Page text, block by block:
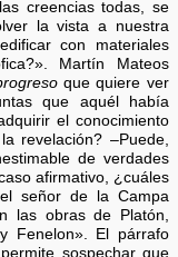
creencias todas, se
la vista a nuestra
con materiales
Martín Mateos
que quiere ver
que aquél había
el conocimiento
revelación? –Puede,
de verdades
afirmativo, ¿cuáles
señor de la Campa
las obras de Platón,
Fenelon». El párrafo
sospechar que